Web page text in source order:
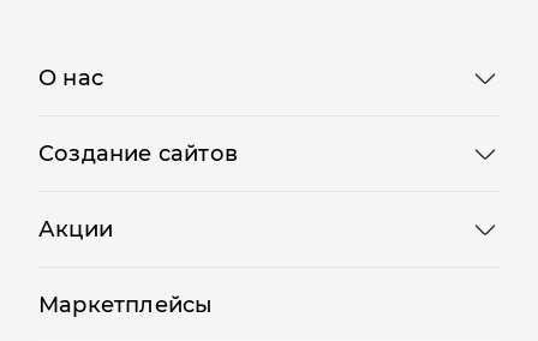
О нас
Создание сайтов
Акции
Маркетплейсы